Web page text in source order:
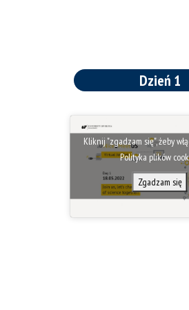
Dzień 1
Kliknij "zgadzam się", żeby
Polityka plików
Zgadzam się